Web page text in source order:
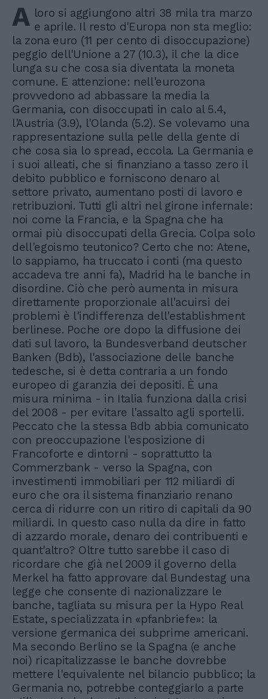
A loro si aggiungono altri 38 mila tra marzo
e aprile. Il resto d'Europa non sta meglio:
la zona euro (11 per cento di disoccupazione)
peggio dell'Unione a 27 (10.3), il che la dice
lunga su che cosa sia diventata la moneta
comune. E attenzione: nell'eurozona
provvedono ad abbassare la media la
Germania, con disoccupati in calo al 5.4,
l'Austria (3.9), l'Olanda (5.2). Se volevamo una
rappresentazione sulla pelle della gente di
che cosa sia lo spread, eccola. La Germania e
i suoi alleati, che si finanziano a tasso zero il
debito pubblico e forniscono denaro al
settore privato, aumentano posti di lavoro e
retribuzioni. Tutti gli altri nel girone infernale:
noi come la Francia, e la Spagna che ha
ormai più disoccupati della Grecia. Colpa solo
dell'egoismo teutonico? Certo che no: Atene,
lo sappiamo, ha truccato i conti (ma questo
accadeva tre anni fa), Madrid ha le banche in
disordine. Ciò che però aumenta in misura
direttamente proporzionale all'acuirsi dei
problemi è l'indifferenza dell'establishment
berlinese. Poche ore dopo la diffusione dei
dati sul lavoro, la Bundesverband deutscher
Banken (Bdb), l'associazione delle banche
tedesche, si è detta contraria a un fondo
europeo di garanzia dei depositi. È una
misura minima - in Italia funziona dalla crisi
del 2008 - per evitare l'assalto agli sportelli.
Peccato che la stessa Bdb abbia comunicato
con preoccupazione l'esposizione di
Francoforte e dintorni - soprattutto la
Commerzbank - verso la Spagna, con
investimenti immobiliari per 112 miliardi di
euro che ora il sistema finanziario renano
cerca di ridurre con un ritiro di capitali da 90
miliardi. In questo caso nulla da dire in fatto
di azzardo morale, denaro dei contribuenti e
quant'altro? Oltre tutto sarebbe il caso di
ricordare che già nel 2009 il governo della
Merkel ha fatto approvare dal Bundestag una
legge che consente di nazionalizzare le
banche, tagliata su misura per la Hypo Real
Estate, specializzata in «pfanbriefe»: la
versione germanica dei subprime americani.
Ma secondo Berlino se la Spagna (e anche
noi) ricapitalizzasse le banche dovrebbe
mettere l'equivalente nel bilancio pubblico; la
Germania no, potrebbe conteggiarlo a parte